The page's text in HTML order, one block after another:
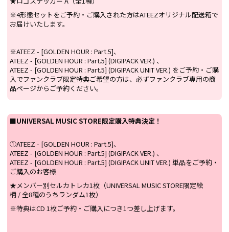
※4形態セットをご予約・ご購入された方はATEEZオリジナル配送箱で
お届けいたします。
※ATEEZ - [GOLDEN HOUR : Part.5]、
ATEEZ - [GOLDEN HOUR : Part.5] (DIGIPACK VER.) 、
ATEEZ - [GOLDEN HOUR : Part.5] (DIGIPACK UNIT VER.) をご予約・ご購
入でファンクラブ限定特典ご希望の方は、必ずファンクラブ専用の商
品ページからご予約ください。
■UNIVERSAL MUSIC STORE限定購入特典決定！
①ATEEZ - [GOLDEN HOUR : Part.5]、
ATEEZ - [GOLDEN HOUR : Part.5] (DIGIPACK VER.) 、
ATEEZ - [GOLDEN HOUR : Part.5] (DIGIPACK UNIT VER.) 単品をご予約・
ご購入のお客様
★メンバー別セルカトレカ1枚（UNIVERSAL MUSIC STORE限定絵
柄 / 全8種のうちランダム1枚）
※特典はCD 1枚ご予約・ご購入につき1つ差し上げます。